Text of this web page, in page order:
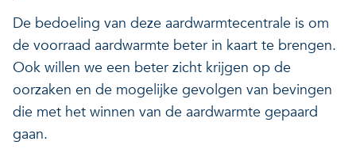
De bedoeling van deze aardwarmtecentrale is om
de voorraad aardwarmte beter in kaart te brengen.
Ook willen we een beter zicht krijgen op de
oorzaken en de mogelijke gevolgen van bevingen
die met het winnen van de aardwarmte gepaard
gaan.